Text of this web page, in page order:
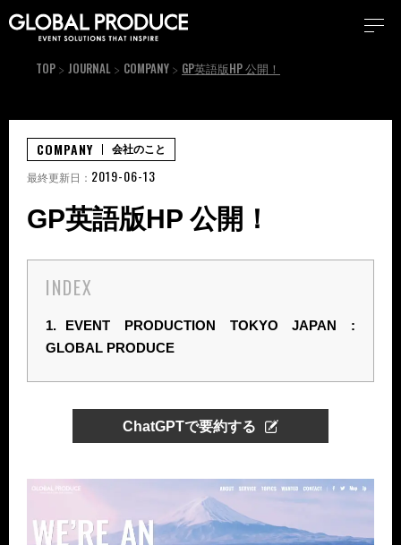
TOP JOURNAL COMPANY GP英語版HP 公開！
GP英語版HP 公開！
INDEX
1.
EVENT PRODUCTION TOKYO JAPAN :
GLOBAL PRODUCE
ChatGPTで要約する
COMPANY 会社のこと
最終更新日： 2019-06-13